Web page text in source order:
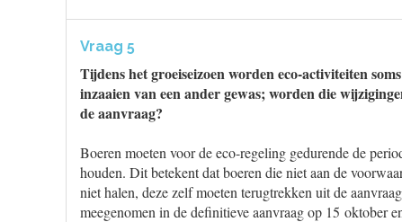
Vraag 5
Tijdens het groeiseizoen worden eco-activiteiten
inzaaien van een ander gewas; worden die
de aanvraag?
Boeren moeten voor de eco-regeling gedurende de
houden. Dit betekent dat boeren die niet aan de
niet halen, deze zelf moeten terugtrekken uit de
meegenomen in de definitieve aanvraag op 15 oktober